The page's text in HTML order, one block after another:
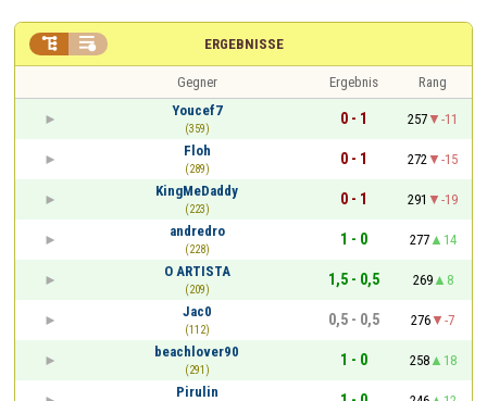
ERGEBNISSE
 
Gegner Ergebnis
Rang
Youcef7
(359)
0 - 1 257
-11
Floh
(289)
0 - 1 272
-15
KingMeDaddy
(223)
0 - 1 291
-19
andredro
(228)
1 - 0 277
14
O ARTISTA
(209)
1,5 - 0,5 269
8
Jac0
(112)
0,5 - 0,5 276
-7
beachlover90
(291)
1 - 0 258
18
Pirulin